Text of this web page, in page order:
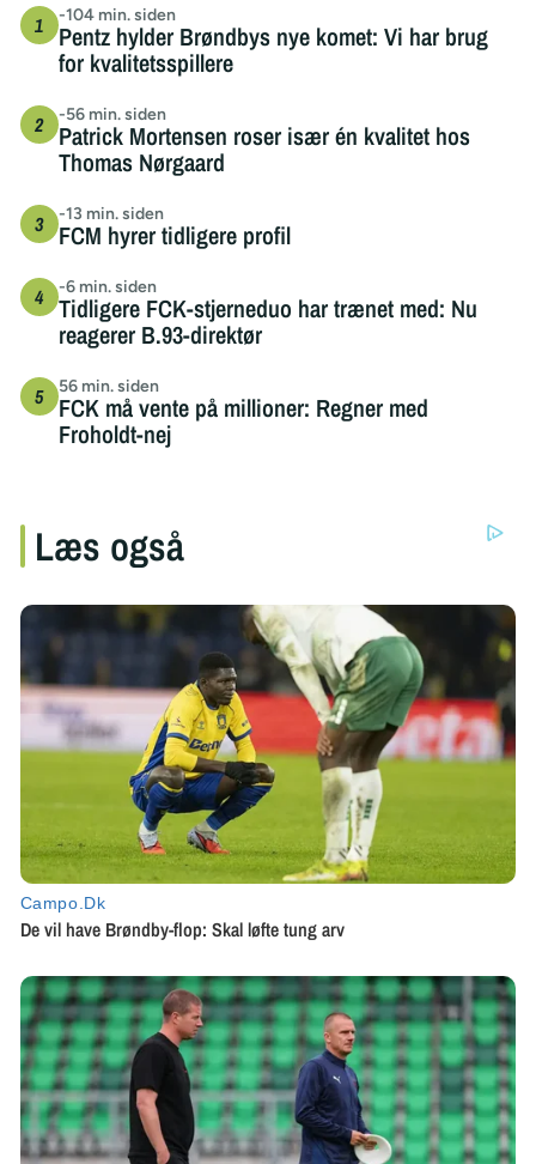
-104 min. siden
Pentz hylder Brøndbys nye komet: Vi har brug
for kvalitetsspillere
-56 min. siden
Patrick Mortensen roser især én kvalitet hos
Thomas Nørgaard
-13 min. siden
FCM hyrer tidligere profil
-6 min. siden
Tidligere FCK-stjerneduo har trænet med: Nu
reagerer B.93-direktør
56 min. siden
FCK må vente på millioner: Regner med
Froholdt-nej